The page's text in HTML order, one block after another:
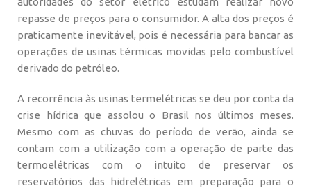
repasse de preços para o consumidor. A alta dos preços é
praticamente inevitável, pois é necessária para bancar as
operações de usinas térmicas movidas pelo combustível
derivado do petróleo.
A recorrência às usinas termelétricas se deu por conta da
crise hídrica que assolou o Brasil nos últimos meses.
Mesmo com as chuvas do período de verão, ainda se
contam com a utilização com a operação de parte das
termoelétricas com o intuito de preservar os
reservatórios das hidrelétricas em preparação para o